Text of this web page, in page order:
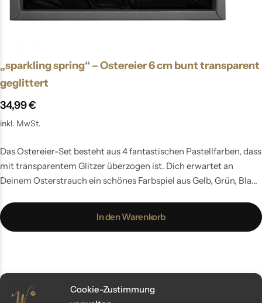
Cookie-Zustimmung
„sparkling spring“ – Ostereier 6 cm bunt transparent
geglittert
34,99€
inkl. MwSt.
Das Ostereier-Set besteht aus 4 fantastischen Pastellfarben, dass
mit transparentem Glitzer überzogen ist. Dich erwartet an
Deinem Osterstrauch ein schönes Farbspiel aus Gelb, Grün, Blau
Glas und von Hand verziert.
In den Warenkorb